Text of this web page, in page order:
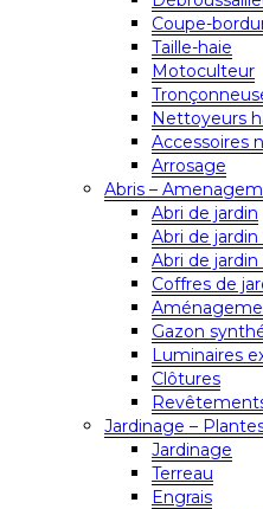
Coupe-
Taille-haie
Motoculteur
Nettoyeurs
Accessoires
Arrosage
Abris –
Abri de jardin
Abri de
Abri de jardin
Coffres de
Gazon
Luminaires
Clôtures
Jardinage –
Jardinage
Terreau
Engrais